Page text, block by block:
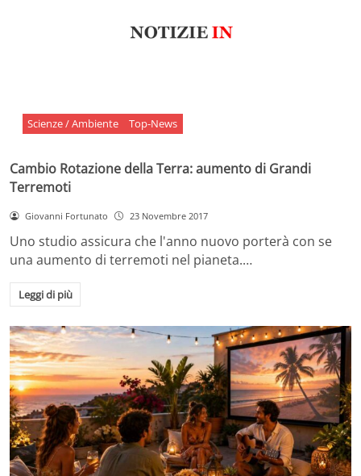
Scienze / Ambiente Top-News
Cambio Rotazione della Terra: aumento di Grandi
Terremoti
Giovanni Fortunato 23 Novembre 2017
Uno studio assicura che l'anno nuovo porterà con se
una aumento di terremoti nel pianeta.…
Leggi di più